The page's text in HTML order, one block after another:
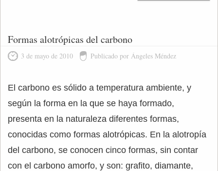
Formas alotrópicas del carbono
3 de mayo de 2010 Publicado por Ángeles Méndez
El carbono es sólido a temperatura ambiente, y
según la forma en la que se haya formado,
presenta en la naturaleza diferentes formas,
conocidas como formas alotrópicas. En la alotropía
del carbono, se conocen cinco formas, sin contar
con el carbono amorfo, y son: grafito, diamante,